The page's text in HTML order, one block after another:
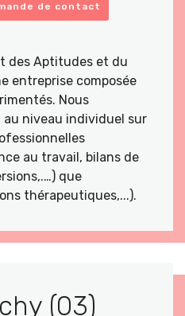
de contact
des Aptitudes et du
entreprise composée
Nous
niveau individuel sur
au travail, bilans de
que
thérapeutiques,...).
(03)